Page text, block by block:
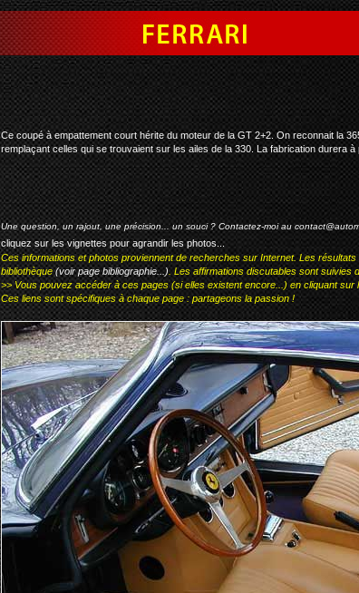
ferrari 365 gtc
Ce coupé à empattement court hérite du moteur de la GT 2+2. On reconnait la
remplaçant celles qui se trouvaient sur les ailes de la 330. La fabrication durera
Une question, un rajout, une précision... un souci ? Contactez-moi au
cliquez sur les vignettes pour agrandir les photos...
Ces informations et photos proviennent de recherches sur Internet. Les
bibliothèque(voir page bibliographie...). Les affirmations discutables sont suivies
>> Vous pouvez accéder à ces pages (si elles existent encore...) en cliquant sur
Ces liens sont spécifiques à chaque page : partageons la passion !